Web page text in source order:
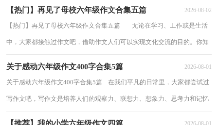
【热门】再见了母校六年级作文合集五篇 2026-08-02
【热门】再见了母校六年级作文合集五篇 无论在学习、工作或是生活
中，大家都接触过作文吧，借助作文人们可以实现文化交流的目的。你知
关于感动六年级作文400字合集5篇 2026-08-01
关于感动六年级作文400字合集5篇 在我们平凡的日常里，大家都尝试过
写作文吧，写作文是培养人们的观察力、联想力、想象力、思考力和记忆